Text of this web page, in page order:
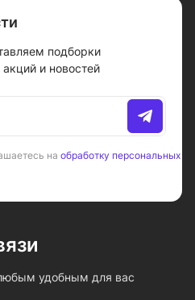
подборки
и новостей
на обработку персональных
удобным для вас